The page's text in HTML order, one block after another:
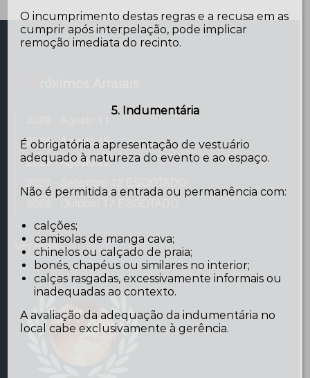
2026 - Agosto 15
2026 - Agosto 22
2026 - Outubro 17 ESGOTADO
Ver mais...
O incumprimento destas regras e a recusa em as
cumprir após interpelação, pode implicar
remoção imediata do recinto.
5. Indumentária
É obrigatória a apresentação de vestuário
adequado à natureza do evento e ao espaço.
Não é permitida a entrada ou permanência com:
calções;
camisolas de manga cava;
chinelos ou calçado de praia;
bonés, chapéus ou similares no interior;
calças rasgadas, excessivamente informais ou
inadequadas ao contexto.
A avaliação da adequação da indumentária no
local cabe exclusivamente à gerência.